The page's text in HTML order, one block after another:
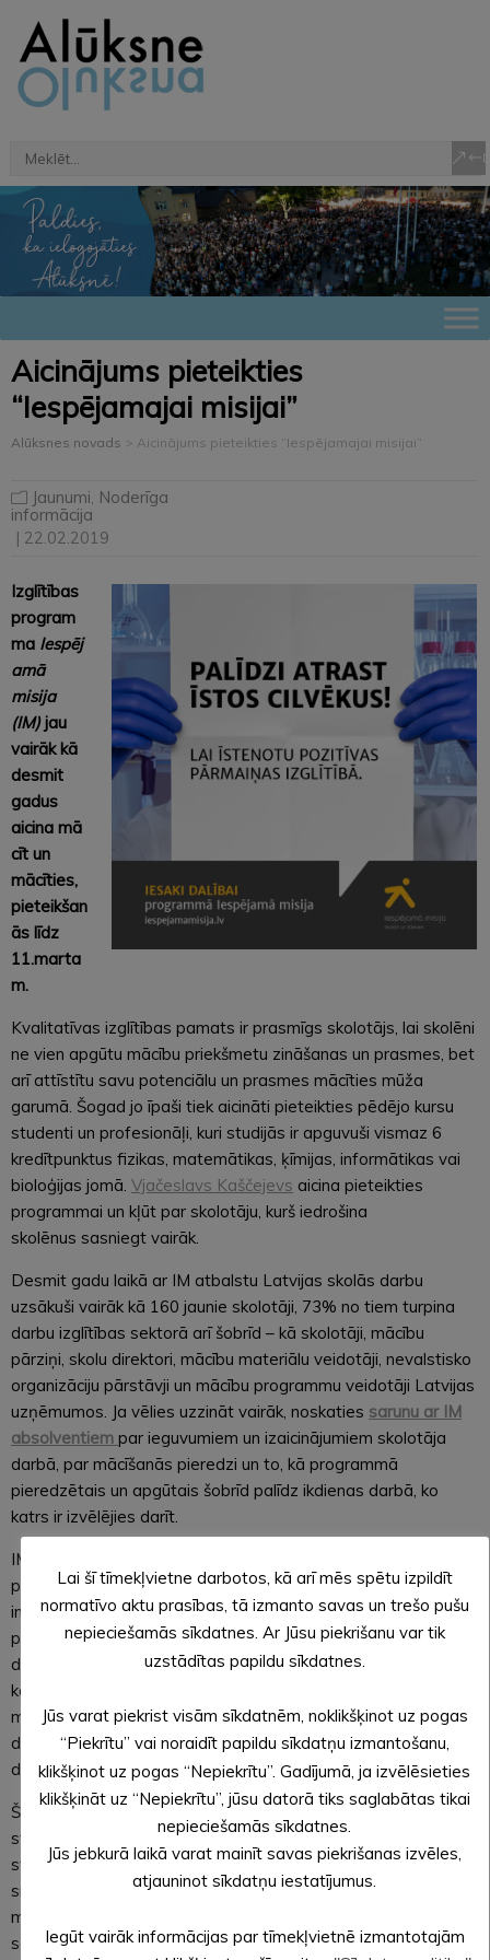
Aicinājums pieteikties
“Iespējamajai misijai”
Alūksnes novads > Aicinājums pieteikties “Iespējamajai misijai”
Jaunumi Noderīga
informācija
| 22.02.2019
Izglītības
program
ma Iespēj
amā
misija
(IM)jau
vairāk kā
desmit
gadus
aicina mā
cīt un
mācīties,
pieteikšan
ās līdz
11.marta
m.
Kvalitatīvas izglītības pamats ir prasmīgs skolotājs, lai skolēni
ne vien apgūtu mācību priekšmetu zināšanas un prasmes, bet
arī attīstītu savu potenciālu un prasmes mācīties mūža
garumā. Šogad jo īpaši tiek aicināti pieteikties pēdējo kursu
studenti un profesionāļi, kuri studijās ir apguvuši vismaz 6
kredītpunktus fizikas, matemātikas, ķīmijas, informātikas vai
bioloģijas jomā. Vjačeslavs Kaščejevs aicina pieteikties
programmai un kļūt par skolotāju, kurš iedrošina
skolēnus sasniegt vairāk.
Desmit gadu laikā ar IM atbalstu Latvijas skolās darbu
uzsākuši vairāk kā 160 jaunie skolotāji, 73% no tiem turpina
darbu izglītības sektorā arī šobrīd – kā skolotāji, mācību
pārziņi, skolu direktori, mācību materiālu veidotāji, nevalstisko
organizāciju pārstāvji un mācību programmu veidotāji Latvijas
uzņēmumos. Ja vēlies uzzināt vairāk, noskaties sarunu ar IM
absolventiem par ieguvumiem un izaicinājumiem skolotāja
darbā, par mācīšanās pieredzi un to, kā programmā
pieredzētais un apgūtais šobrīd palīdz ikdienas darbā, ko
katrs ir izvēlējies darīt.
IM piedāvā dalību prestižā un starptautiski atzītā mācību
programmā, kas ļauj dažādu jomu profesionāļiem, piemēram,
inženieriem, ķīmiķiem, tulkiem, ekonomistiem u.c. profesiju
pārstāvjiem kļūt par prasmīgiem skolotājiem. Lai kļūtu par
dalībnieku, ir jāiztur četru kārtu atlase, kurā uz vienu vietu
kandidē vidēji astoņi pretendenti, lai skolās nonāktu labākie,
mērķtiecīgākie un zinošākie savu jomu speciālisti. Ik gadu
dalībai programmā piesakās aptuveni 200 pretendentu, bet
dalību programmā uzsāk 25 jaunie dalībnieki.
Šī mācību programma ir veidota, ņemot vērā pētījumus un
starptautisku pieredzi. Viens no skolotāju sagatavošanas
stūrakmeņiem ir regulāra un darba vidē balstīta atbalsta
sniegšana, tāpēc IM ir izstrādājusi modeli, kurā, papildus
mācību programmā apgūtajām zināšanām, jaunais skolotājs
saņem atbalstu no pieredzējuša kolēģa skolā – mentora un
Lai šī tīmekļvietne darbotos, kā arī mēs spētu izpildīt
normatīvo aktu prasības, tā izmanto savas un trešo pušu
nepieciešamās sīkdatnes. Ar Jūsu piekrišanu var tik
uzstādītas papildu sīkdatnes.
Jūs varat piekrist visām sīkdatnēm, noklikšķinot uz pogas
“Piekrītu” vai noraidīt papildu sīkdatņu izmantošanu,
klikšķinot uz pogas “Nepiekrītu”. Gadījumā, ja izvēlēsieties
klikšķināt uz “Nepiekrītu”, jūsu datorā tiks saglabātas tikai
nepieciešamās sīkdatnes.
Jūs jebkurā laikā varat mainīt savas piekrišanas izvēles,
atjauninot sīkdatņu iestatījumus.
Iegūt vairāk informācijas par tīmekļvietnē izmantotajām